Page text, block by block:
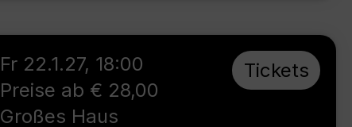
Fr 22.1.27, 18:00
Preise ab € 28,00
Großes Haus
Tickets